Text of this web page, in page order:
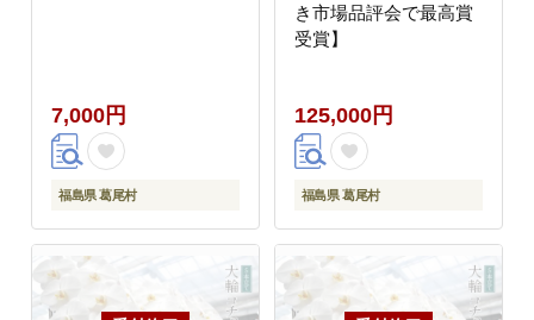
7,000円
福島県 葛尾村
き市場品評会で最高賞
受賞】
125,000円
福島県 葛尾村